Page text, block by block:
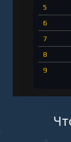
5
6
7
8
9